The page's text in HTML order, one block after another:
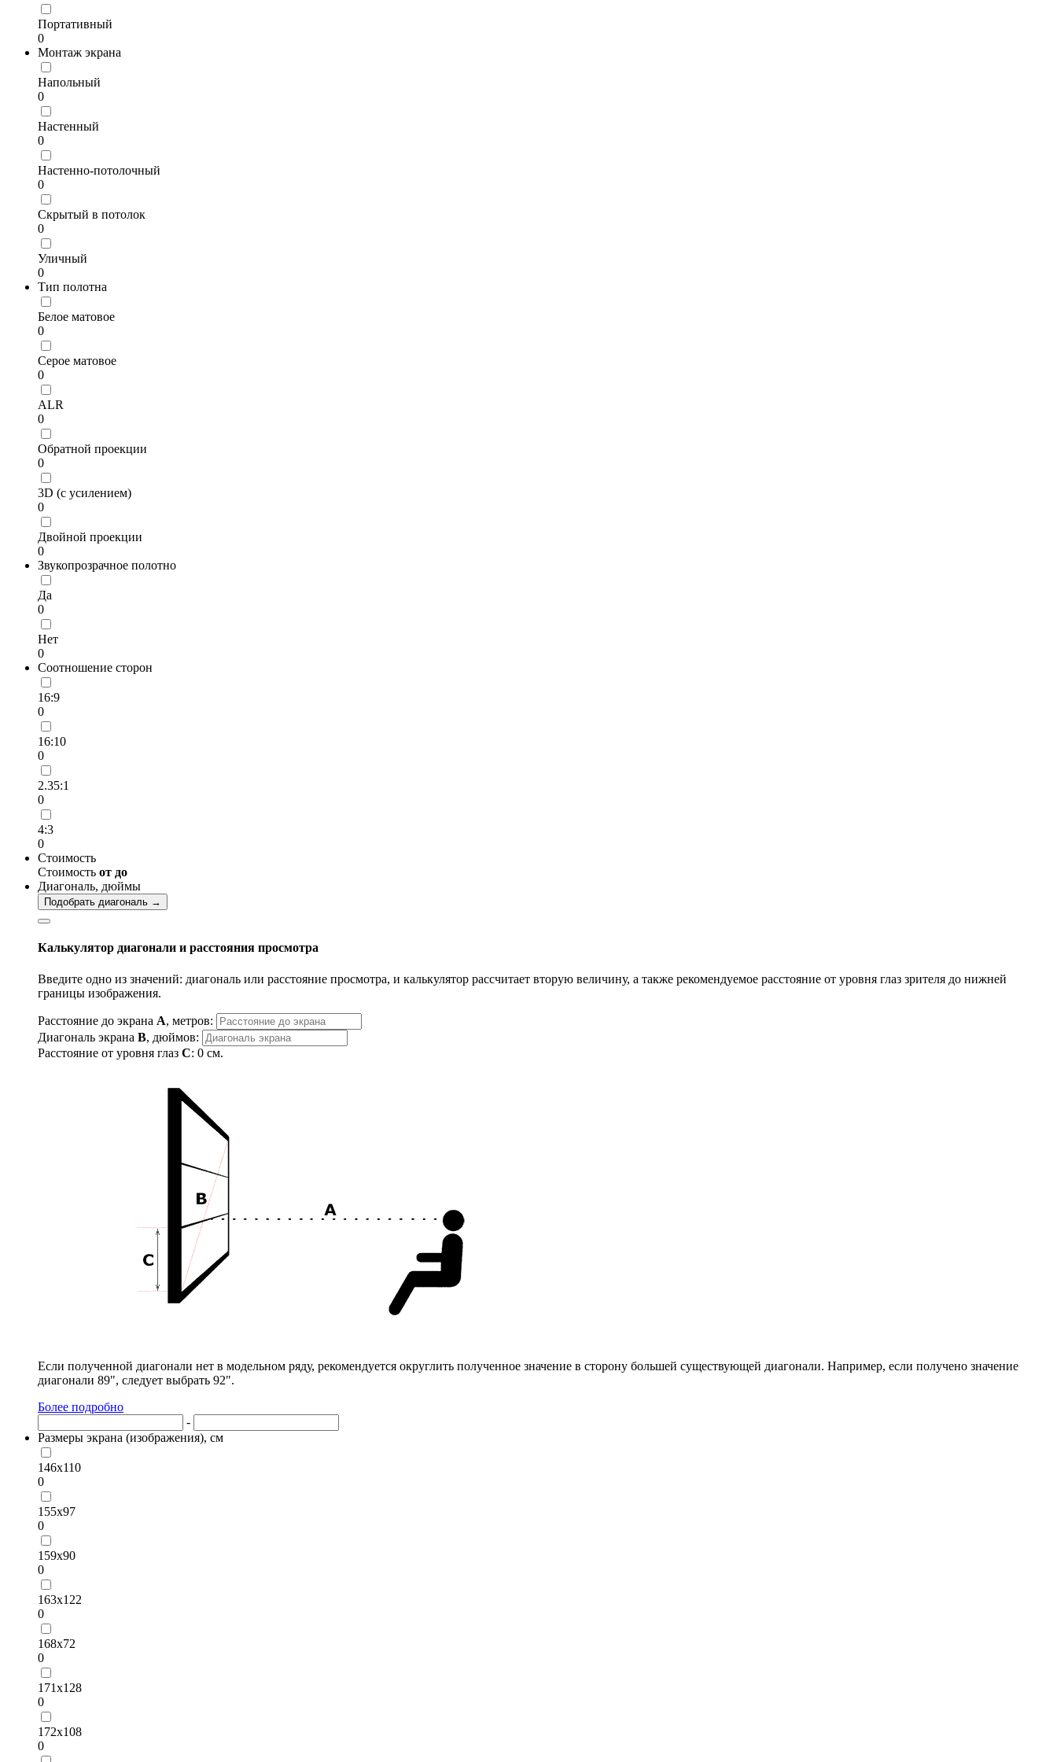
Портативный
0
Монтаж экрана
Напольный
0
Настенный
0
Настенно-потолочный
0
Скрытый в потолок
0
Уличный
0
Тип полотна
Белое матовое
0
Серое матовое
0
ALR
0
Обратной проекции
0
3D (с усилением)
0
Двойной проекции
0
Звукопрозрачное полотно
Да
0
Нет
0
Соотношение сторон
16:9
0
16:10
0
2.35:1
0
4:3
0
Стоимость
Стоимость от до
Диагональ, дюймы
Подобрать диагональ →
Калькулятор диагонали и расстояния просмотра
Введите одно из значений: диагональ или расстояние просмотра, и калькулятор рассчитает вторую величину, а также рекомендуемое расстояние от уровня глаз зрителя до нижней
границы изображения.
Расстояние до экрана A, метров:
Диагональ экрана B, дюймов:
Расстояние от уровня глаз C: 0 см.
Если полученной диагонали нет в модельном ряду, рекомендуется округлить полученное значение в сторону большей существующей диагонали. Например, если получено значение
диагонали 89", следует выбрать 92".
Более подробно
-
Размеры экрана (изображения), см
146х110
0
155х97
0
159х90
0
163х122
0
168х72
0
171х128
0
172х108
0